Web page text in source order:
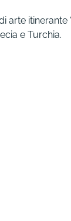
itinerante
e Turchia.